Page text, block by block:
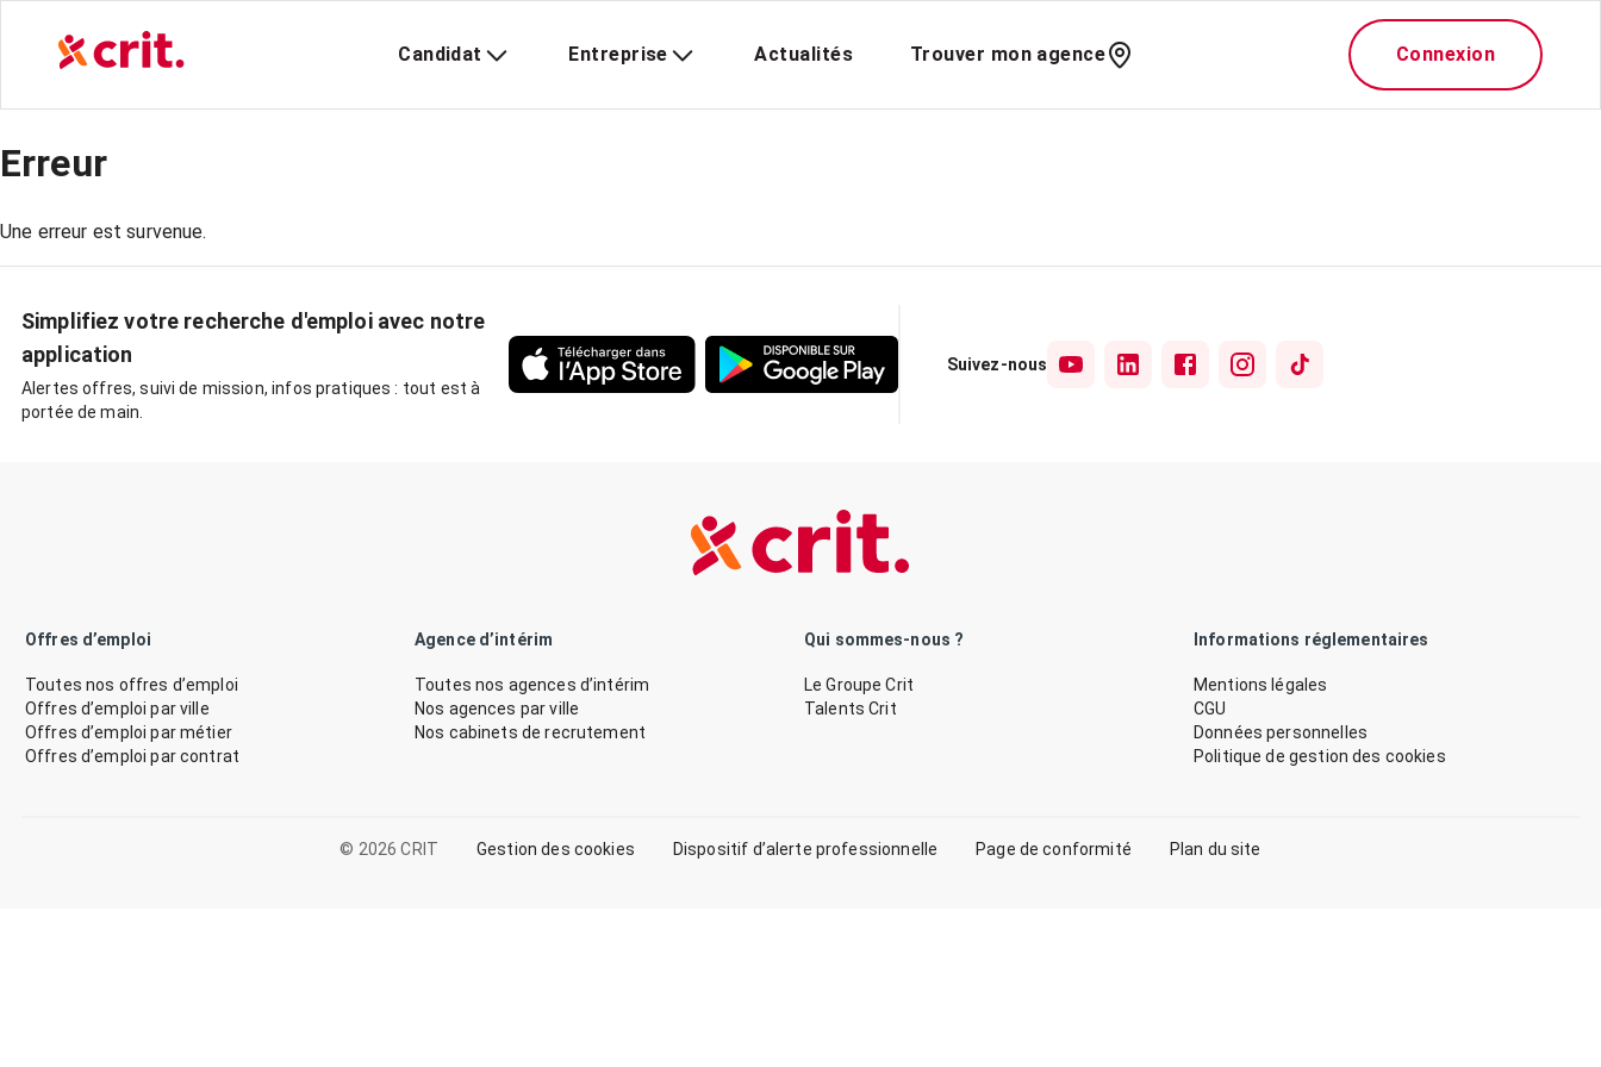
Candidat Entreprise Actualités Trouver mon agence Connexion
Erreur
Une erreur est survenue.
Simplifiez votre recherche d'emploi avec notre
application
Alertes offres, suivi de mission, infos pratiques : tout est à
portée de main.
Suivez-nous
Offres d’emploi
Toutes nos offres d’emploi
Offres d’emploi par ville
Offres d’emploi par métier
Offres d’emploi par contrat
Agence d’intérim
Toutes nos agences d’intérim
Nos agences par ville
Nos cabinets de recrutement
Qui sommes-nous ?
Le Groupe Crit
Talents Crit
Informations réglementaires
Mentions légales
CGU
Données personnelles
Politique de gestion des cookies
© 2026 CRIT Gestion des cookies Dispositif d’alerte professionnelle Page de conformité Plan du site